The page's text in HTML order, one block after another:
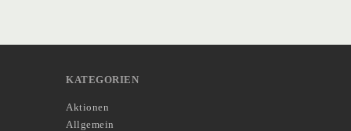
KATEGORIEN
Aktionen
Allgemein